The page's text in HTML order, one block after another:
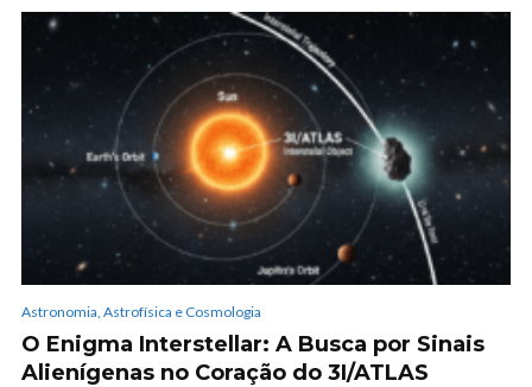
Astronomia, Astrofísica e Cosmologia
O Enigma Interstellar: A Busca por Sinais
Alienígenas no Coração do 3I/ATLAS